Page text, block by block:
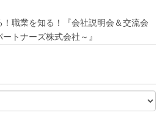
！職業を知る！『会社説明会＆交流会
トナーズ株式会社～』